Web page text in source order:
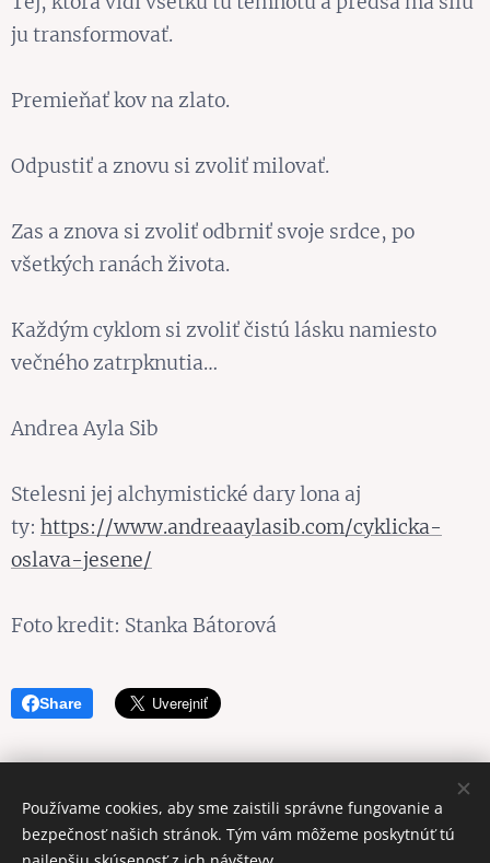
ju transformovať.
Premieňať kov na zlato.
Odpustiť a znovu si zvoliť milovať.
Zas a znova si zvoliť odbrniť svoje srdce, po
všetkých ranách života.
Každým cyklom si zvoliť čistú lásku namiesto
večného zatrpknutia…
Andrea Ayla Sib
Stelesni jej alchymistické dary lona aj
ty: https://www.andreaaylasib.com/cyklicka-
oslava-jesene/
Foto kredit: Stanka Bátorová
Share
Obrázky poskytolPexels
Cookies
Používame cookies, aby sme zaistili správne fungovanie a
bezpečnosť našich stránok. Tým vám môžeme poskytnúť tú